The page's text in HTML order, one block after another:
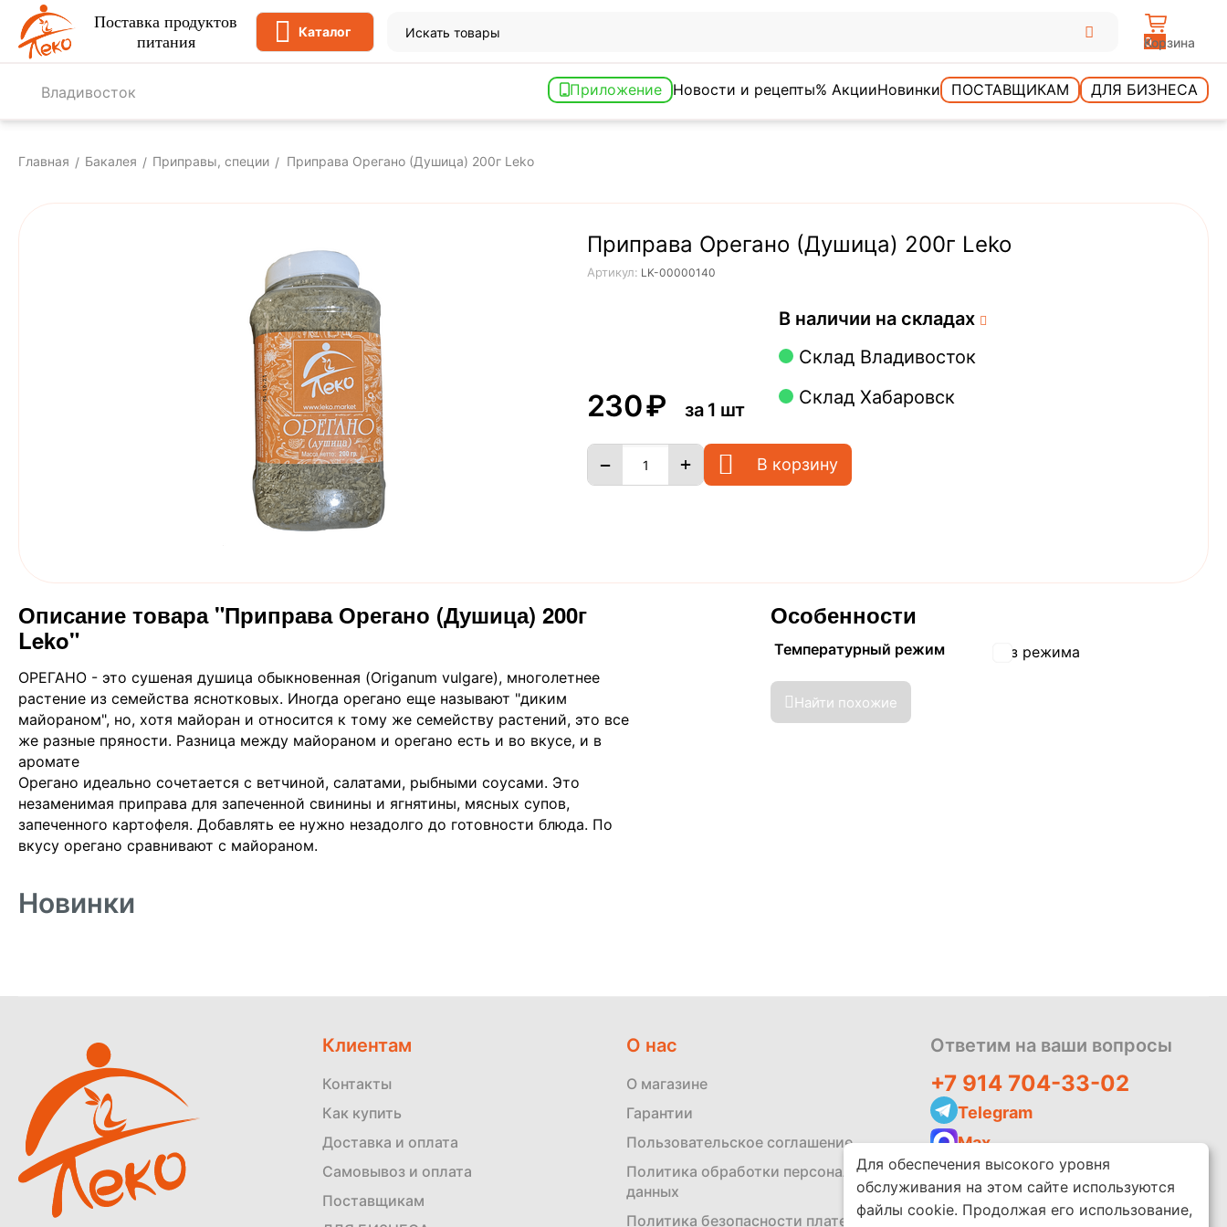
Поставка продуктов
питания
Каталог
0
Корзина
Владивосток Приложение Новости и рецепты% АкцииНовинки ПОСТАВЩИКАМ ДЛЯ БИЗНЕСА
Главная / Бакалея / Приправы, специи / Приправа Орегано (Душица) 200г Leko
Приправа Орегано (Душица) 200г Leko
Артикул: LK-00000140
‍230‍₽ за 1 шт
В наличии на складах
Склад Владивосток
Склад Хабаровск
+
− В корзину
Описание товара "Приправа Орегано (Душица) 200г
Leko"
ОРЕГАНО - это сушеная душица обыкновенная (Origanum vulgare), многолетнее
растение из семейства яснотковых. Иногда орегано еще называют "диким
майораном", но, хотя майоран и относится к тому же семейству растений, это все
же разные пряности. Разница между майораном и орегано есть и во вкусе, и в
аромате
Орегано идеально сочетается с ветчиной, салатами, рыбными соусами. Это
незаменимая приправа для запеченной свинины и ягнятины, мясных супов,
запеченного картофеля. Добавлять ее нужно незадолго до готовности блюда. По
вкусу орегано сравнивают с майораном.
Особенности
Температурный режим Без режима
Найти похожие
Новинки
Клиентам
Контакты
Как купить
Доставка и оплата
Самовывоз и оплата
Поставщикам
О нас
О магазине
Гарантии
Пользовательское соглашение
Политика обработки персональных
данных
Политика безопасности платежей
Ответим на ваши вопросы
+7 914 704-33-02
Telegram
Max
zakaz@leko.market
Написать отзыв
Для обеспечения высокого уровня
обслуживания на этом сайте используются
файлы cookie. Продолжая его использование,